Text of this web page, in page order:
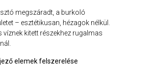
megszáradt, a burkoló
– esztétikusan, hézagok nélkül.
víznek kitett részekhez rugalmas
elemek felszerelése